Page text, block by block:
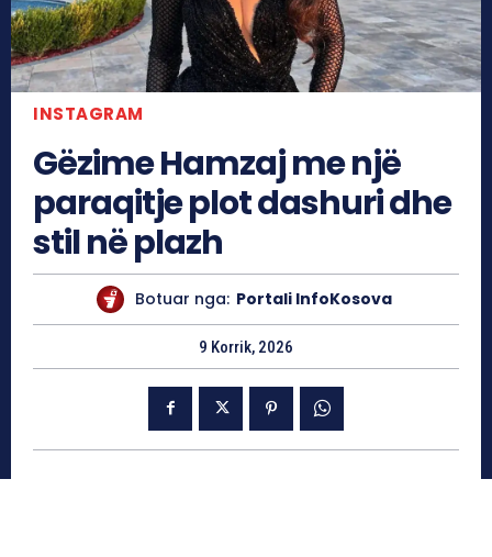
INSTAGRAM
Gëzime Hamzaj me një
paraqitje plot dashuri dhe
stil në plazh
Botuar nga: Portali InfoKosova
9 Korrik, 2026